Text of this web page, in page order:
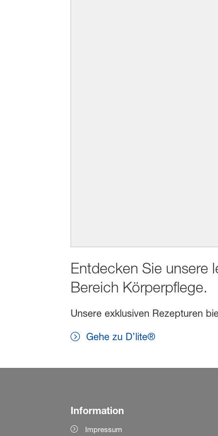
Entdecken Sie unsere
Bereich Körperpflege.
Unsere exklusiven Rezepturen
Gehe zu D’lite®
Information
Impressum